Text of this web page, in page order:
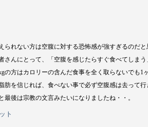
られない方は空腹に対する恐怖感が強すぎるのだ
んにとって、「空腹を感じたらすぐ食べてしまう
方はカロリーの含んだ食事を全く取らないでも1
を信じれば、食べない事で必ず空腹感は去って
後は宗教の文言みたいになりましたね・・。
ト